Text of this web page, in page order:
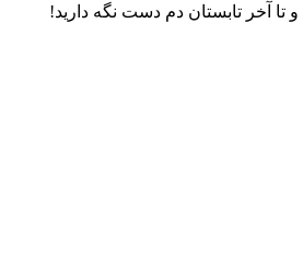
و تا آخر تابستان دم دست نگه دارید!